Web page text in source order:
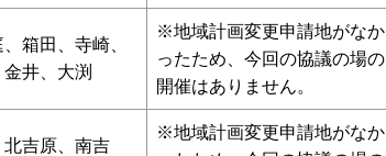
箱田、寺崎、
井、大渕
※地域計画変更申請地がなか
ったため、今回の協議の場の
開催はありません。
吉原、南吉
※地域計画変更申請地がなか